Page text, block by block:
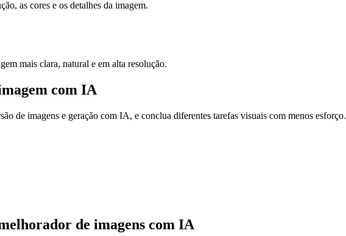
as cores e os detalhes da imagem.
mais clara, natural e em alta resolução.
com IA
de imagens e geração com IA, e conclua diferentes tarefas visuais com menos esforço.
de imagens com IA